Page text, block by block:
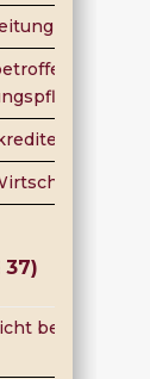
zu im
37)
bei